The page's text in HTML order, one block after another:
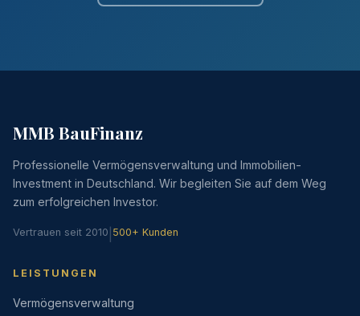
MMB BauFinanz
Professionelle Vermögensverwaltung und Immobilien-
Investment in Deutschland. Wir begleiten Sie auf dem Weg
zum erfolgreichen Investor.
Vertrauen seit 2010 500+ Kunden
LEISTUNGEN
Vermögensverwaltung